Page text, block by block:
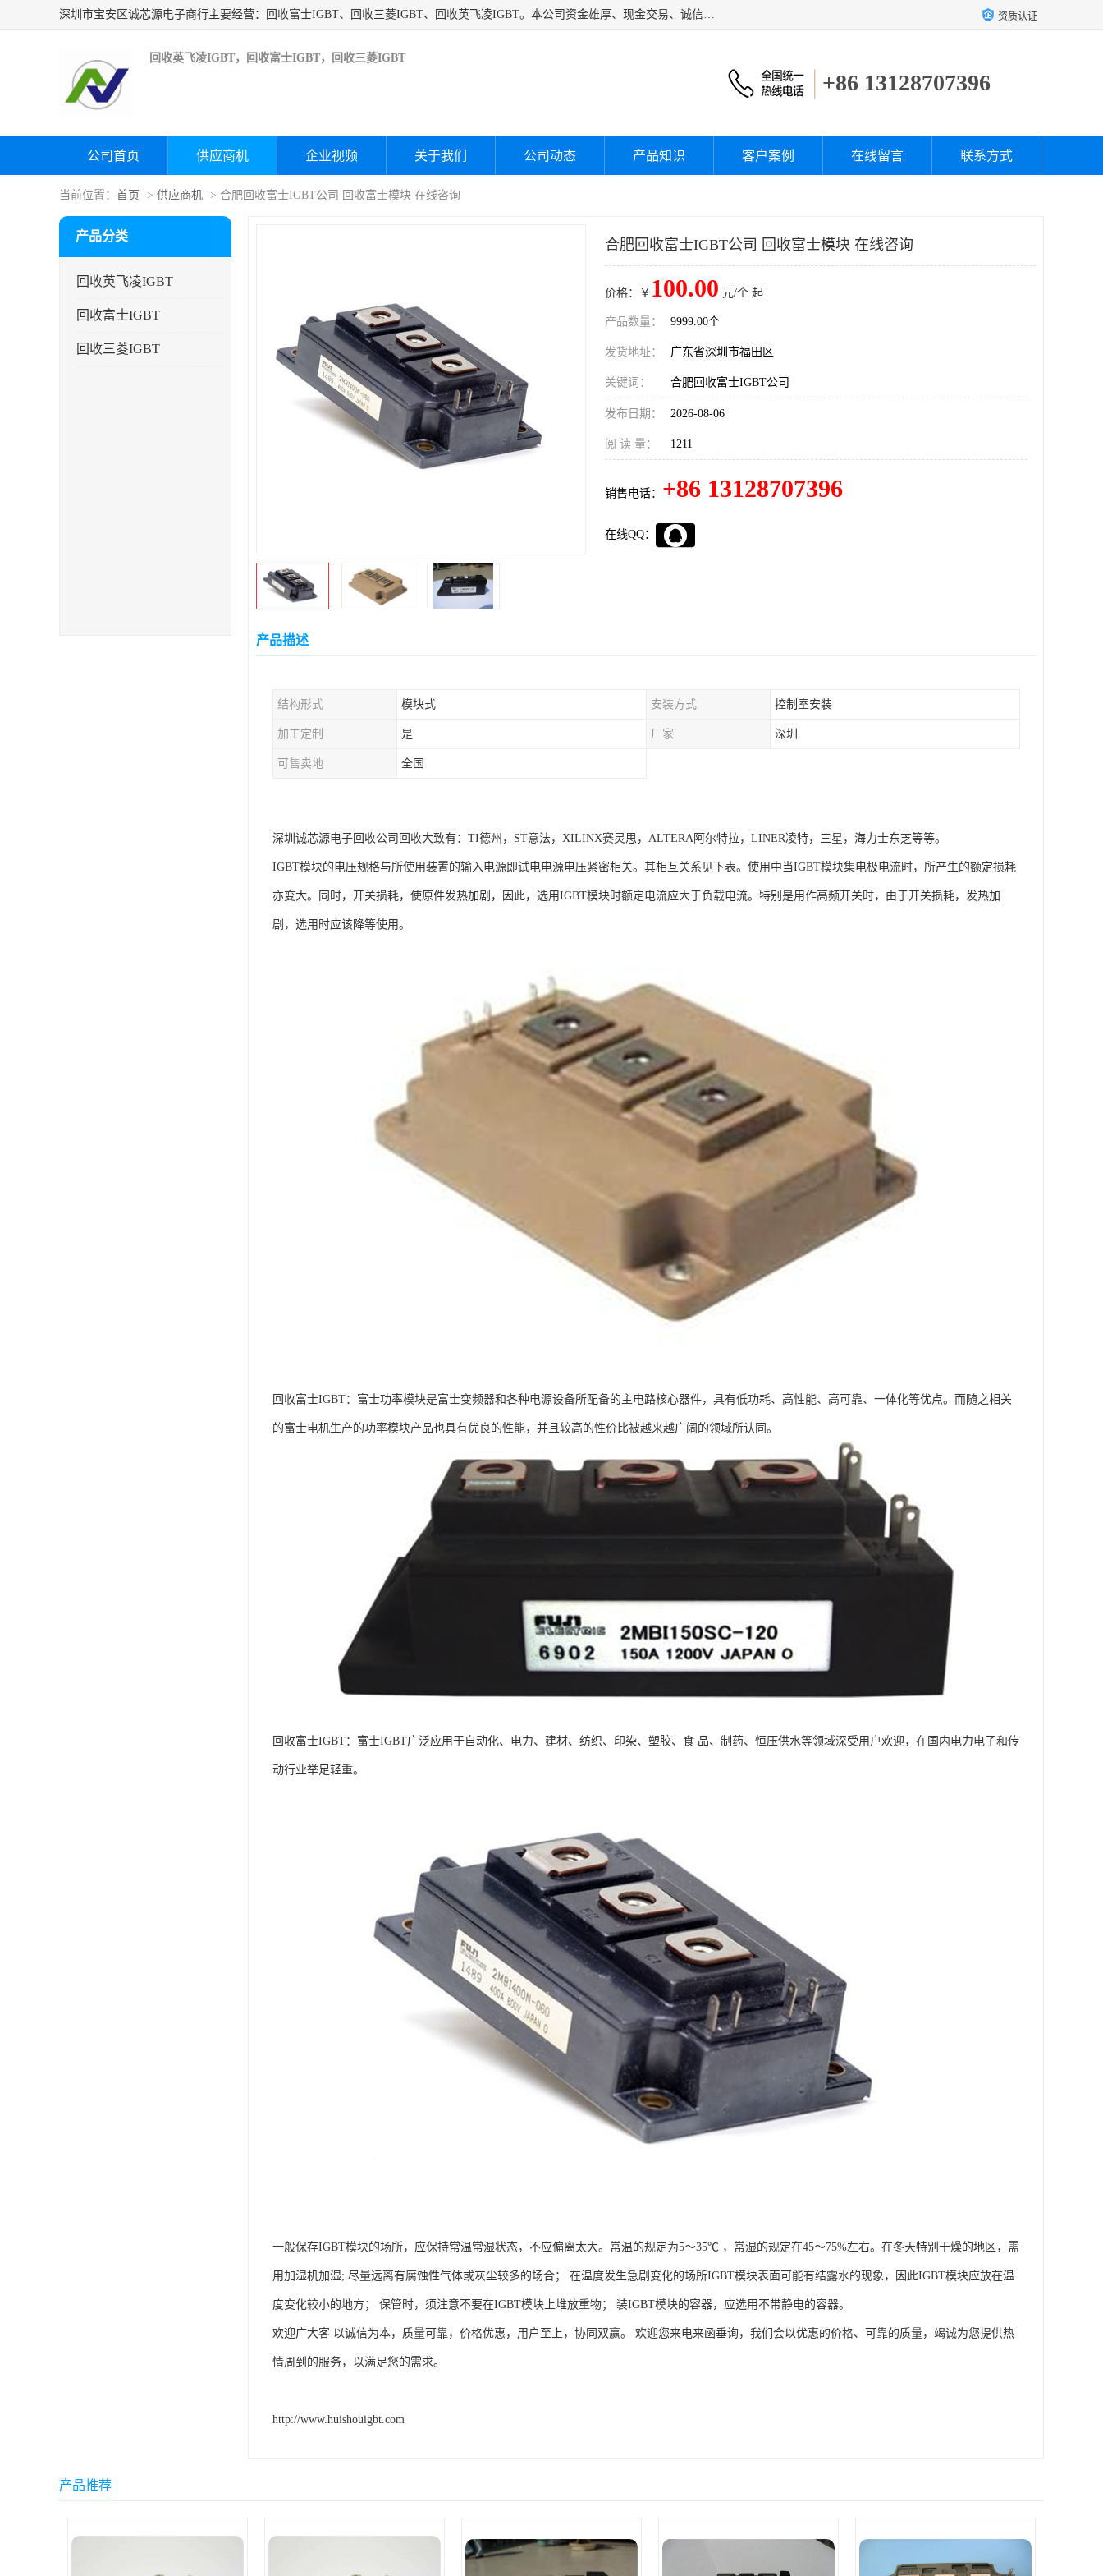
深圳市宝安区诚芯源电子商行主要经营：回收富士IGBT、回收三菱IGBT、回收英飞凌IGBT。本公司资金雄厚、现金交易、诚信待人，经过不断的探索和发展，已形成完善的评估、采购，从而为客户提供快捷价优的库存处理服务，迅速为客户消化库存，回笼资金。 资质认证
回收英飞凌IGBT，回收富士IGBT，回收三菱IGBT
+86 13128707396
公司首页 供应商机 企业视频 关于我们 公司动态 产品知识 客户案例 在线留言 联系方式
当前位置： 首页 -> 供应商机 -> 合肥回收富士IGBT公司 回收富士模块 在线咨询
产品分类
回收英飞凌IGBT
回收富士IGBT
回收三菱IGBT
合肥回收富士IGBT公司 回收富士模块 在线咨询
价格：￥ 100.00 元/个 起
产品数量： 9999.00个
发货地址： 广东省深圳市福田区
关键词： 合肥回收富士IGBT公司
发布日期： 2026-08-06
阅 读 量： 1211
销售电话： +86 13128707396
在线QQ：
产品描述
结构形式 模块式 安装方式 控制室安装
加工定制 是 厂家 深圳
可售卖地 全国
深圳诚芯源电子回收公司回收大致有：TI德州，ST意法，XILINX赛灵思，ALTERA阿尔特拉，LINER凌特，三星，海力士东芝等等。
IGBT模块的电压规格与所使用装置的输入电源即试电电源电压紧密相关。其相互关系见下表。使用中当IGBT模块集电极电流时，所产生的额定损耗
亦变大。同时，开关损耗，使原件发热加剧，因此，选用IGBT模块时额定电流应大于负载电流。特别是用作高频开关时，由于开关损耗，发热加
剧，选用时应该降等使用。
回收富士IGBT：富士功率模块是富士变频器和各种电源设备所配备的主电路核心器件，具有低功耗、高性能、高可靠、一体化等优点。而随之相关
的富士电机生产的功率模块产品也具有优良的性能，并且较高的性价比被越来越广阔的领域所认同。
回收富士IGBT：富士IGBT广泛应用于自动化、电力、建材、纺织、印染、塑胶、食 品、制药、恒压供水等领域深受用户欢迎，在国内电力电子和传
动行业举足轻重。
一般保存IGBT模块的场所，应保持常温常湿状态，不应偏离太大。常温的规定为5～35℃ ，常湿的规定在45～75%左右。在冬天特别干燥的地区，需
用加湿机加湿; 尽量远离有腐蚀性气体或灰尘较多的场合； 在温度发生急剧变化的场所IGBT模块表面可能有结露水的现象，因此IGBT模块应放在温
度变化较小的地方； 保管时，须注意不要在IGBT模块上堆放重物； 装IGBT模块的容器，应选用不带静电的容器。
欢迎广大客 以诚信为本，质量可靠，价格优惠，用户至上，协同双赢。 欢迎您来电来函垂询，我们会以优惠的价格、可靠的质量，竭诚为您提供热
情周到的服务，以满足您的需求。
http://www.huishouigbt.com
产品推荐